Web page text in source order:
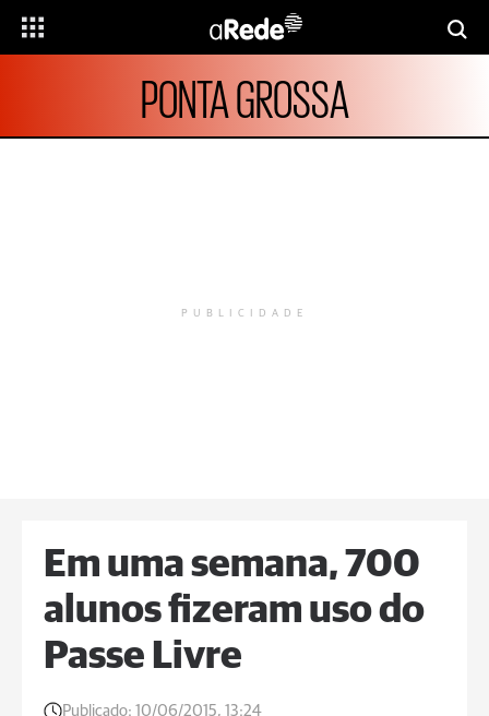
PONTA GROSSA
PUBLICIDADE
Em uma semana, 700
alunos fizeram uso do
Passe Livre
Publicado: 10/06/2015, 13:24